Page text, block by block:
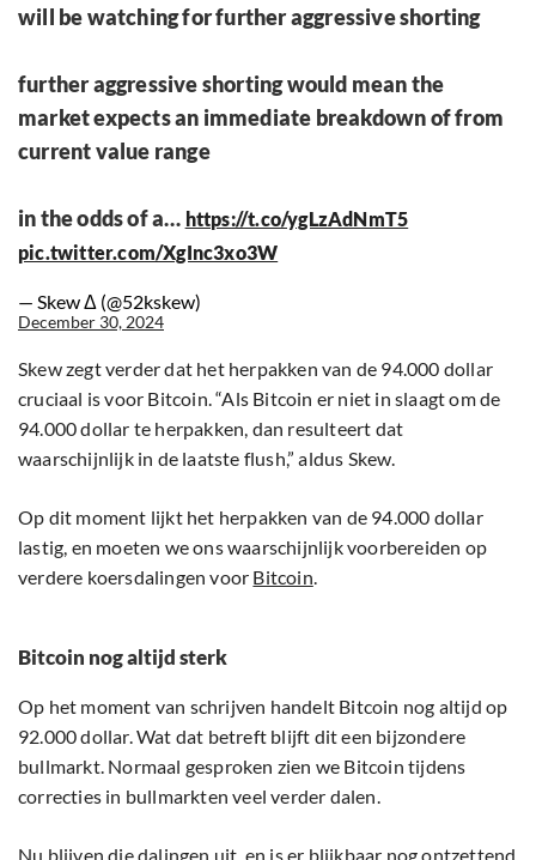
will be watching for further aggressive shorting
further aggressive shorting would mean the
market expects an immediate breakdown of from
current value range
in the odds of a… https://t.co/ygLzAdNmT5
pic.twitter.com/XgInc3xo3W
— Skew Δ (@52kskew)
December 30, 2024
Skew zegt verder dat het herpakken van de 94.000 dollar
cruciaal is voor Bitcoin. “Als Bitcoin er niet in slaagt om de
94.000 dollar te herpakken, dan resulteert dat
waarschijnlijk in de laatste flush,” aldus Skew.
Op dit moment lijkt het herpakken van de 94.000 dollar
lastig, en moeten we ons waarschijnlijk voorbereiden op
verdere koersdalingen voor Bitcoin.
Bitcoin nog altijd sterk
Op het moment van schrijven handelt Bitcoin nog altijd op
92.000 dollar. Wat dat betreft blijft dit een bijzondere
bullmarkt. Normaal gesproken zien we Bitcoin tijdens
correcties in bullmarkten veel verder dalen.
Nu blijven die dalingen uit, en is er blijkbaar nog ontzettend